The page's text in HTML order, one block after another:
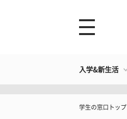
入学&新生活
学生の窓口トップ